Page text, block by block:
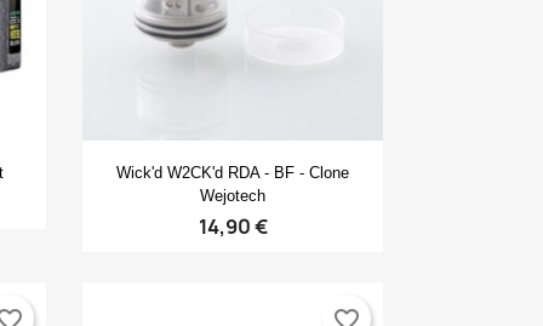
×
Anteprima
Wick'd W2CK'd RDA - BF - Clone
Wejotech
14,90 €
favorite_border